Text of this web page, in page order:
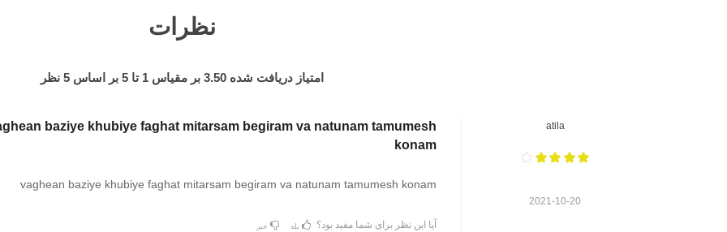
نظرات
امتیاز دریافت شده3.50 بر مقیاس1 تا5 بر اساس5 نظر
atila
2021-10-20
baziye khubiye faghat mitarsam begiram va natunam tamumesh
konam
vaghean baziye khubiye faghat mitarsam begiram va natunam tamumesh konam
آیا این نظر برای شما مفید بود؟ بله خیر